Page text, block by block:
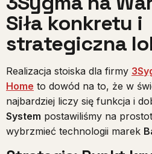
Siła konkretu i
strategiczna
Realizacja stoiska dla firmy
Home to dowód na to, że w
najbardziej liczy się funkcja i
System postawiliśmy na
wybrzmieć technologii marek